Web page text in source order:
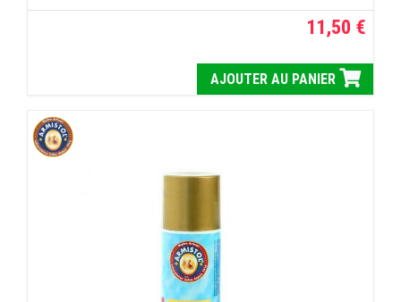
11,50 €
AJOUTER AU PANIER